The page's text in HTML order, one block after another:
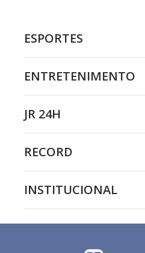
ESPORTES
ENTRETENIMENTO
JR 24H
RECORD
INSTITUCIONAL